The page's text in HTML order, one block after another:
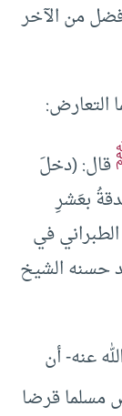
من الآخر
التعارض:
قال: (دخلَ
بعَشرِ
في
حسنه الشيخ
عنه- أن
مسلما قرضا